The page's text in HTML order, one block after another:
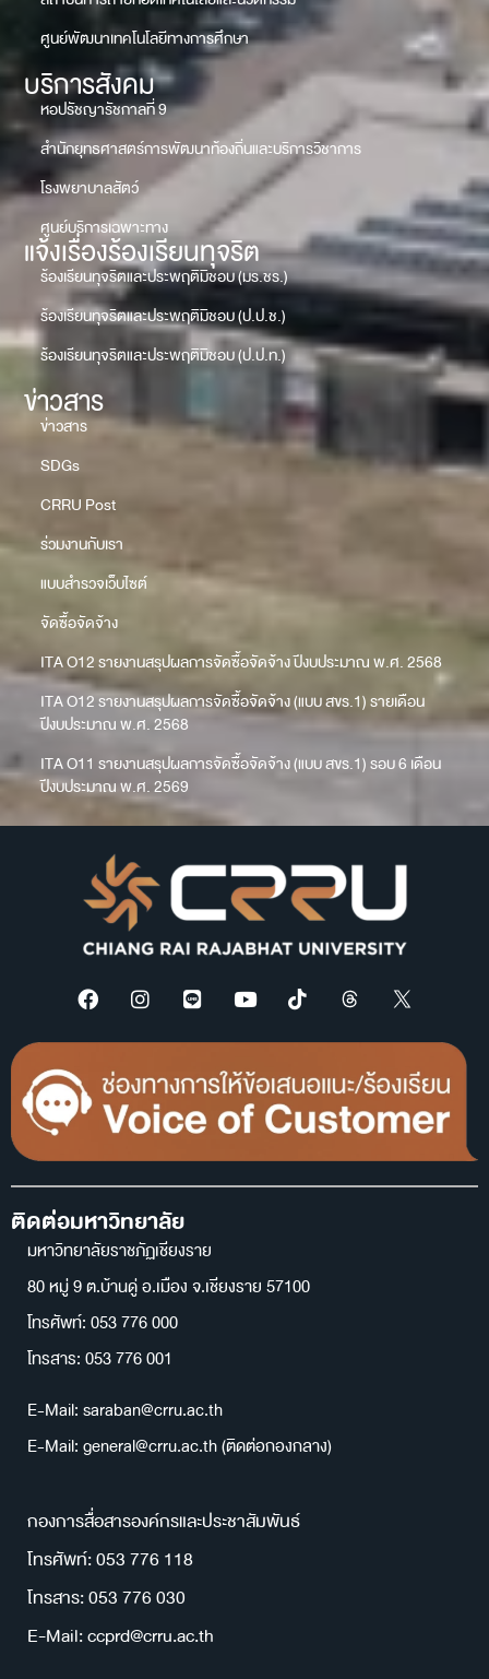
ศูนย์พัฒนาเทคโนโลยีทางการศึกษา
บริการสังคม
หอปรัชญารัชกาลที่ 9
สำนักยุทธศาสตร์การพัฒนาท้องถิ่นและบริการวิชาการ
โรงพยาบาลสัตว์
ศูนย์บริการเฉพาะทาง
แจ้งเรื่องร้องเรียนทุจริต
ร้องเรียนทุจริตและประพฤติมิชอบ (มร.ชร.)
ร้องเรียนทุจริตและประพฤติมิชอบ (ป.ป.ช.)
ร้องเรียนทุจริตและประพฤติมิชอบ (ป.ป.ท.)
ข่าวสาร
ข่าวสาร
SDGs
CRRU Post
ร่วมงานกับเรา
แบบสำรวจเว็บไซต์
จัดซื้อจัดจ้าง
ITA O12 รายงานสรุปผลการจัดซื้อจัดจ้าง ปีงบประมาณ พ.ศ. 2568
ITA O12 รายงานสรุปผลการจัดซื้อจัดจ้าง (แบบ สขร.1) รายเดือน
ปีงบประมาณ พ.ศ. 2568
ITA O11 รายงานสรุปผลการจัดซื้อจัดจ้าง (แบบ สขร.1) รอบ 6 เดือน
ปีงบประมาณ พ.ศ. 2569
ติดต่อมหาวิทยาลัย
มหาวิทยาลัยราชภัฏเชียงราย
80 หมู่ 9 ต.บ้านดู่ อ.เมือง จ.เชียงราย 57100
โทรศัพท์: 053 776 000
โทรสาร: 053 776 001
E-Mail: saraban@crru.ac.th
E-Mail: general@crru.ac.th (ติดต่อกองกลาง)
กองการสื่อสารองค์กรและประชาสัมพันธ์
โทรศัพท์: 053 776 118
โทรสาร: 053 776 030
E-Mail: ccprd@crru.ac.th